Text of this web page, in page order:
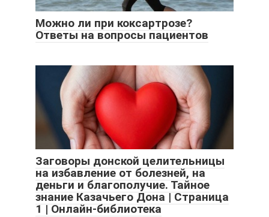
Можно ли при коксартрозе?
Ответы на вопросы пациентов
Заговоры донской целительницы
на избавление от болезней, на
деньги и благополучие. Тайное
знание Казачьего Дона | Страница
1 | Онлайн-библиотека